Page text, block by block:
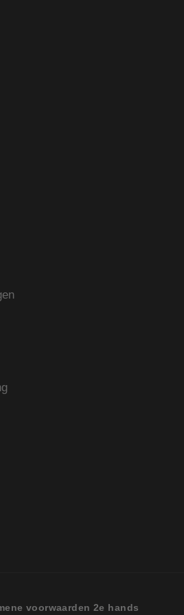
voorwaarden 2e hands